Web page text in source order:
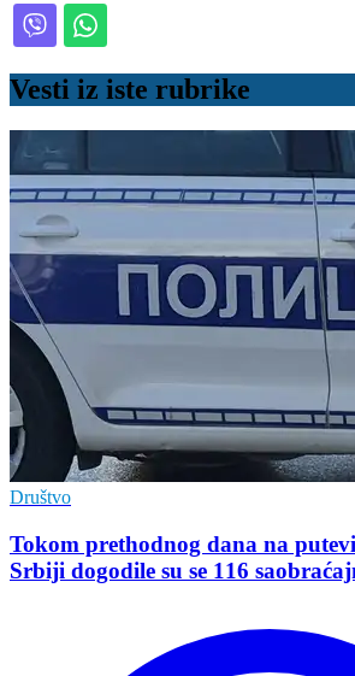
Vesti iz iste rubrike
Društvo
Tokom prethodnog dana na
Srbiji dogodile su se 116